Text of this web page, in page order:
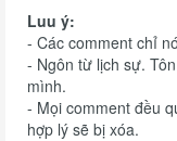
Luu ý:
- Các comment chỉ
- Ngôn từ lịch sự.
mình.
- Mọi comment đều
hợp lý sẽ bị xóa.